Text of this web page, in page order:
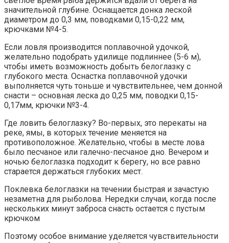
значительной глубине. Оснащается донка леской
диаметром до 0,3 мм, поводками 0,15-0,22 мм,
крючками №4-5.
Если ловля производится поплавочной удочкой,
желательно подобрать удилище подлиннее (5-6 м),
чтобы иметь возможность добыть белоглазку с
глубокого места. Оснастка поплавочной удочки
выполняется чуть тоньше и чувствительнее, чем донной
снасти – основная леска до 0,25 мм, поводки 0,15-
0,17мм, крючки №3-4.
Где ловить белоглазку? Во-первых, это перекаты на
реке, ямы, в которых течение меняется на
противоположное. Желательно, чтобы в месте лова
было песчаное или галечно-песчаное дно. Вечером и
ночью белоглазка подходит к берегу, но все равно
старается держаться глубоких мест.
Поклевка белоглазки на течении быстрая и зачастую
незаметна для рыболова. Нередки случаи, когда после
нескольких минут заброса снасть остается с пустым
крючком
Поэтому особое внимание уделяется чувствительности